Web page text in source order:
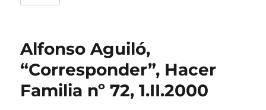
Alfonso Aguiló,
“Corresponder”, Hacer
Familia nº 72, 1.II.2000